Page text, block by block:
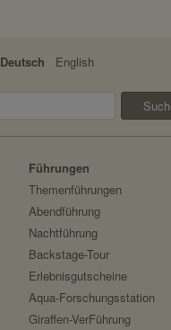
Drittanbieter:
Domain:
HTTP-Cookie:
Privacy
Deutsch English
Führungen
Themenführungen
Abendführung
Nachtführung
Backstage-Tour
Erlebnisgutscheine
Aqua-Forschungsstation
Giraffen-VerFührung